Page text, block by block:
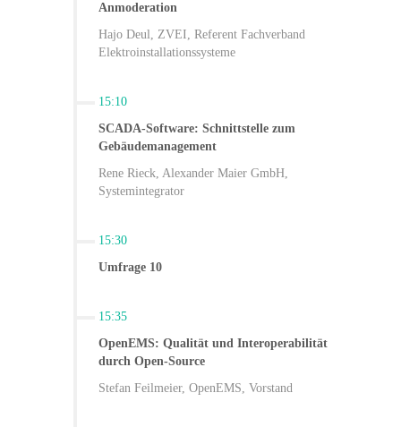
Anmoderation
Hajo Deul, ZVEI, Referent Fachverband
Elektroinstallationssysteme
15:10
SCADA-Software: Schnittstelle zum
Gebäudemanagement
Rene Rieck, Alexander Maier GmbH,
Systemintegrator
15:30
Umfrage 10
15:35
OpenEMS: Qualität und Interoperabilität
durch Open-Source
Stefan Feilmeier, OpenEMS, Vorstand